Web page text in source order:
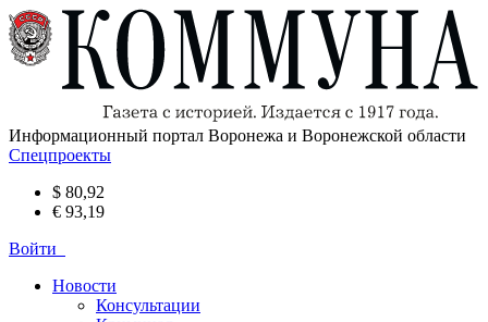
Информационный портал Воронежа и Воронежской области
Спецпроекты
$ 80,92
€ 93,19
Войти
Новости
Консультации